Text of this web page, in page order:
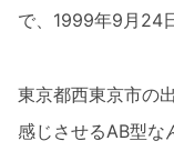
で、1999年9月24
東京都西東京市の
感じさせるAB型な